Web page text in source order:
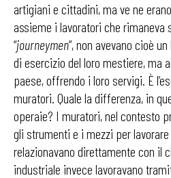
artigiani e cittadini, ma ve ne
assieme i lavoratori che rimaneva
“journeymen”, non avevano cioè
di esercizio del loro mestiere, ma
paese, offrendo i loro servigi. È
muratori. Quale la differenza, in
operaie? I muratori, nel contesto
gli strumenti e i mezzi per
relazionavano direttamente con il
industriale invece lavoravano